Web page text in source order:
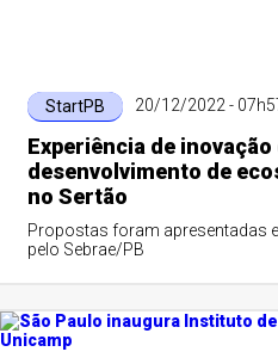
StartPB 20/12/2022 -
Experiência de
desenvolvimento de
no Sertão
Propostas foram apresentadas
pelo Sebrae/PB